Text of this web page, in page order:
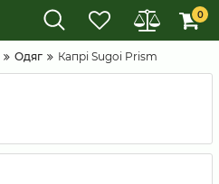
0
Одяг Капрі Sugoi Prism